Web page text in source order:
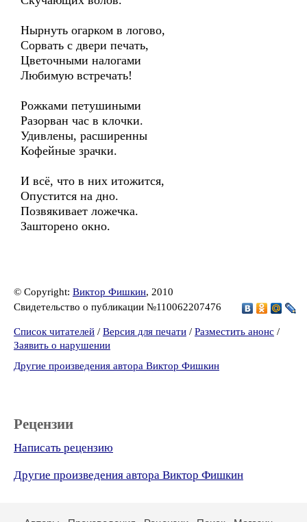
Нырнуть огарком в логово,
Сорвать с двери печать,
Цветочными налогами
Любимую встречать!
Рожками петушиными
Разорван час в клочки.
Удивлены, расширенны
Кофейные зрачки.
И всё, что в них итожится,
Опустится на дно.
Позвякивает ложечка.
Зашторено окно.
© Copyright: Виктор Фишкин, 2010
Свидетельство о публикации №110062207476
Список читателей / Версия для печати / Разместить анонс /
Заявить о нарушении
Другие произведения автора Виктор Фишкин
Рецензии
Написать рецензию
Другие произведения автора Виктор Фишкин